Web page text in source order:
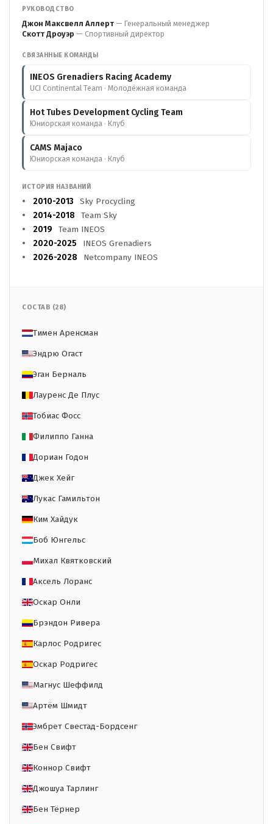
РУКОВОДСТВО
Джон Максвелл Аллерт — Генеральный менеджер
Скотт Дроуэр — Спортивный директор
СВЯЗАННЫЕ КОМАНДЫ
INEOS Grenadiers Racing Academy
UCI Continental Team · Молодёжная команда
Hot Tubes Development Cycling Team
Юниорская команда · Клуб
CAMS Majaco
Юниорская команда · Клуб
ИСТОРИЯ НАЗВАНИЙ
2010-2013
Sky Procycling
2014-2018
Team Sky
2019
Team INEOS
2020-2025
INEOS Grenadiers
2026-2028
Netcompany INEOS
СОСТАВ (28)
Тимен Аренсман
Эндрю Огаст
Эган Берналь
Лауренс Де Плус
Тобиас Фосс
Филиппо Ганна
Дориан Годон
Джек Хейг
Лукас Гамильтон
Ким Хайдук
Боб Юнгельс
Михал Квятковский
Аксель Лоранс
Оскар Онли
Брэндон Ривера
Карлос Родригес
Оскар Родригес
Магнус Шеффилд
Артём Шмидт
Эмбрет Свестад-Бордсенг
Бен Свифт
Коннор Свифт
Джошуа Тарлинг
Бен Тёрнер